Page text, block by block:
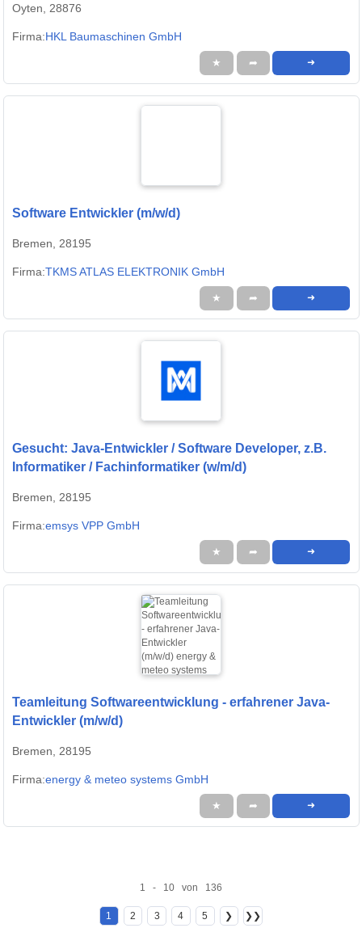
Oyten, 28876
Firma:HKL Baumaschinen GmbH
★ ➦ ➜
Software Entwickler (m/w/d)
Bremen, 28195
Firma:TKMS ATLAS ELEKTRONIK GmbH
★ ➦ ➜
Gesucht: Java-Entwickler / Software Developer, z.B.
Informatiker / Fachinformatiker (w/m/d)
Bremen, 28195
Firma:emsys VPP GmbH
★ ➦ ➜
Teamleitung Softwareentwicklung - erfahrener Java-
Entwickler (m/w/d)
Bremen, 28195
Firma:energy & meteo systems GmbH
★ ➦ ➜
1 - 10 von 136
1 2 3 4 5 ❯ ❯❯